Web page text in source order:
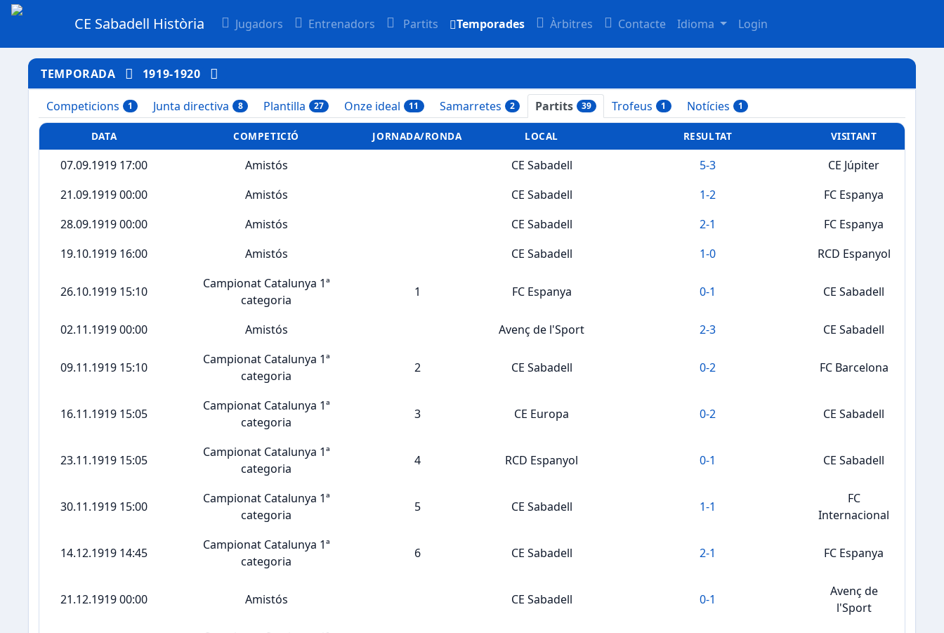
CE Sabadell Història Jugadors Entrenadors Partits Temporades Àrbitres Contacte Idioma Login
TEMPORADA 1919-1920
Competicions 1 Junta directiva 8 Plantilla 27 Onze ideal 11 Samarretes 2 Partits 39 Trofeus 1 Notícies 1
DATA COMPETICIÓ JORNADA/RONDA LOCAL RESULTAT VISITANT
07.09.1919 17:00 Amistós CE Sabadell 5-3
CE Júpiter
21.09.1919 00:00
Amistós CE Sabadell 1-2
FC Espanya
28.09.1919 00:00
Amistós CE Sabadell 2-1
FC Espanya
19.10.1919 16:00
Amistós CE Sabadell 1-0 RCD Espanyol
26.10.1919 15:10
Campionat Catalunya 1ª
categoria
1 FC Espanya 0-1 CE Sabadell
02.11.1919 00:00 Amistós Avenç de l'Sport 2-3 CE Sabadell
09.11.1919 15:10
Campionat Catalunya 1ª
categoria
2 CE Sabadell 0-2 FC Barcelona
16.11.1919 15:05
Campionat Catalunya 1ª
categoria
3 CE Europa 0-2 CE Sabadell
23.11.1919 15:05
Campionat Catalunya 1ª
categoria
4 RCD Espanyol 0-1 CE Sabadell
30.11.1919 15:00
Campionat Catalunya 1ª
categoria
5 CE Sabadell 1-1
FC
Internacional
14.12.1919 14:45
Campionat Catalunya 1ª
categoria
6 CE Sabadell 2-1 FC Espanya
21.12.1919 00:00 Amistós CE Sabadell 0-1
Avenç de
l'Sport